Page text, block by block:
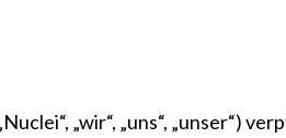
„wir“, „uns“, „unser“)